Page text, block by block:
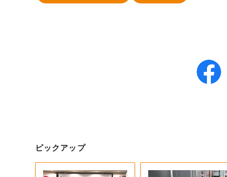
ピックアップ